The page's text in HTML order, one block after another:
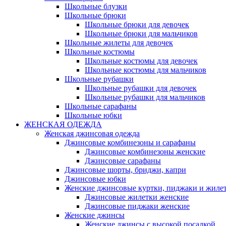
Школьные блузки
Школьные брюки
Школьные брюки для девочек
Школьные брюки для мальчиков
Школьные жилеты для девочек
Школьные костюмы
Школьные костюмы для девочек
Школьные костюмы для мальчиков
Школьные рубашки
Школьные рубашки для девочек
Школьные рубашки для мальчиков
Школьные сарафаны
Школьные юбки
ЖЕНСКАЯ ОДЕЖДА
Женская джинсовая одежда
Джинсовые комбинезоны и сарафаны
Джинсовые комбинезоны женские
Джинсовые сарафаны
Джинсовые шорты, бриджи, капри
Джинсовые юбки
Женские джинсовые куртки, пиджаки и
Джинсовые жилетки женские
Джинсовые пиджаки женские
Женские джинсы
Женские джинсы с высокой посадкой